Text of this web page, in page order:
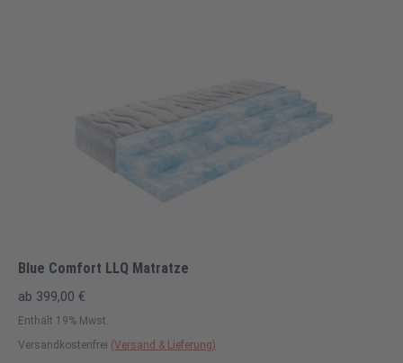
Blue Comfort LLQ Matratze
ab 399,00 €
Enthält 19% Mwst.
Versandkostenfrei (Versand & Lieferung)